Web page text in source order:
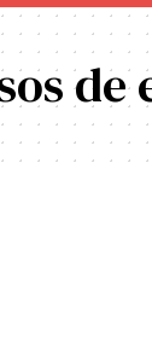
de